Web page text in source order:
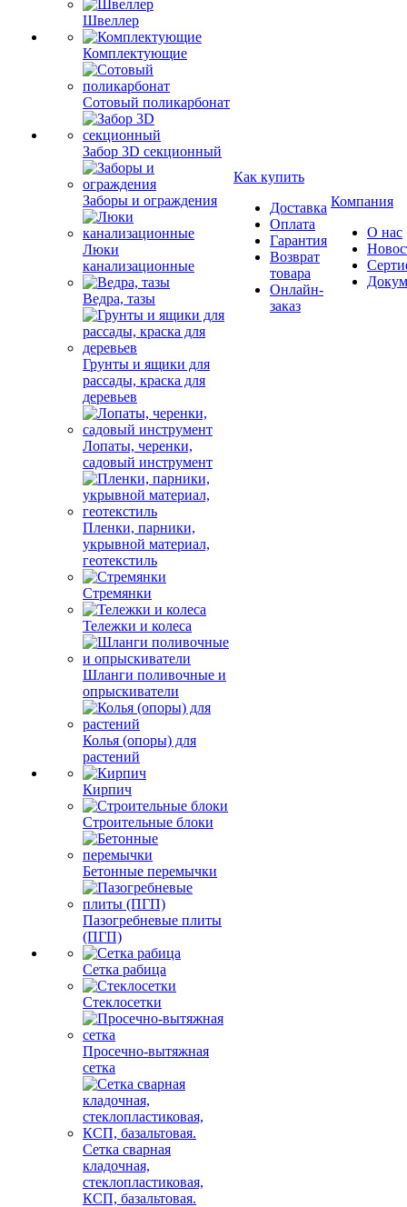
Швеллер
Комплектующие
Сотовый поликарбонат
Забор 3D секционный
Заборы и ограждения
Люки
канализационные
Ведра, тазы
Грунты и ящики для
рассады, краска для
деревьев
Лопаты, черенки,
садовый инструмент
Пленки, парники,
укрывной материал,
геотекстиль
Стремянки
Тележки и колеса
Шланги поливочные и
опрыскиватели
Колья (опоры) для
растений
Кирпич
Строительные блоки
Бетонные перемычки
Пазогребневые плиты
(ПГП)
Сетка рабица
Стеклосетки
Просечно-вытяжная
сетка
Сетка сварная
кладочная,
стеклопластиковая,
КСП, базальтовая.
Как купить
Доставка
Оплата
Гарантия
Возврат
товара
Онлайн-
заказ
Компания
О нас